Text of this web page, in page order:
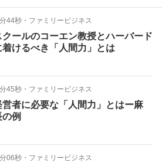
44秒 ・ ファミリービジネス
ールのコーエン教授とハーバード
けるべき「人間力」とは
45秒 ・ ファミリービジネス
者に必要な「人間力」とはー麻
例
06秒 ・ ファミリービジネス